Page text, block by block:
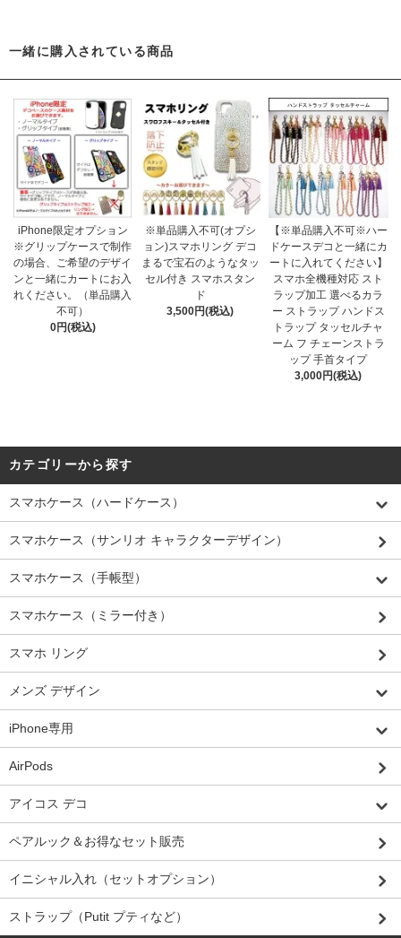
一緒に購入されている商品
iPhone限定オプション
※グリップケースで制作
の場合、ご希望のデザイ
ンと一緒にカートにお入
れください。（単品購入
不可）
0円(税込)
※単品購入不可(オプシ
ョン)スマホリング デコ
まるで宝石のようなタッ
セル付き スマホスタン
ド
3,500円(税込)
【※単品購入不可※ハー
ドケースデコと一緒にカ
ートに入れてください】
スマホ全機種対応 スト
ラップ加工 選べるカラ
ー ストラップ ハンドス
トラップ タッセルチャ
ーム フ チェーンストラ
ップ 手首タイプ
3,000円(税込)
カテゴリーから探す
スマホケース（ハードケース）
スマホケース（サンリオ キャラクターデザイン）
スマホケース（手帳型）
スマホケース（ミラー付き）
スマホ リング
メンズ デザイン
iPhone専用
AirPods
アイコス デコ
ペアルック＆お得なセット販売
イニシャル入れ（セットオプション）
ストラップ（Putit プティなど）